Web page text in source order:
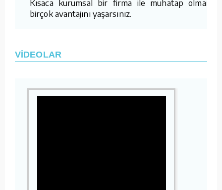
Kısaca kurumsal bir firma ile muhatap olmanın
birçok avantajını yaşarsınız.
VİDEOLAR